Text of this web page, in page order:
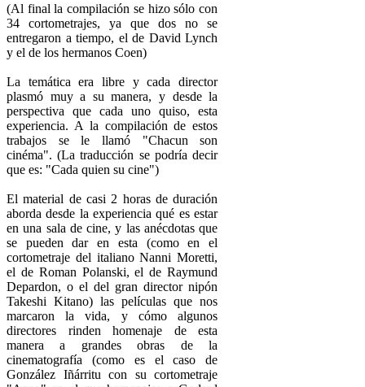
(Al final la compilación se hizo sólo con
34 cortometrajes, ya que dos no se
entregaron a tiempo, el de David Lynch
y el de los hermanos Coen)
La temática era libre y cada director
plasmó muy a su manera, y desde la
perspectiva que cada uno quiso, esta
experiencia. A la compilación de estos
trabajos se le llamó "Chacun son
cinéma". (La traducción se podría decir
que es: "Cada quien su cine")
El material de casi 2 horas de duración
aborda desde la experiencia qué es estar
en una sala de cine, y las anécdotas que
se pueden dar en esta (como en el
cortometraje del italiano Nanni Moretti,
el de Roman Polanski, el de Raymund
Depardon, o el del gran director nipón
Takeshi Kitano) las películas que nos
marcaron la vida, y cómo algunos
directores rinden homenaje de esta
manera a grandes obras de la
cinematografía (como es el caso de
González Iñárritu con su cortometraje